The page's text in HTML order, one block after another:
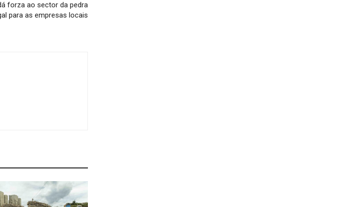
forza ao sector da pedra
para as empresas locais